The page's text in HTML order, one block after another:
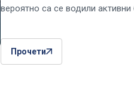
вероятно са се водили
Прочети